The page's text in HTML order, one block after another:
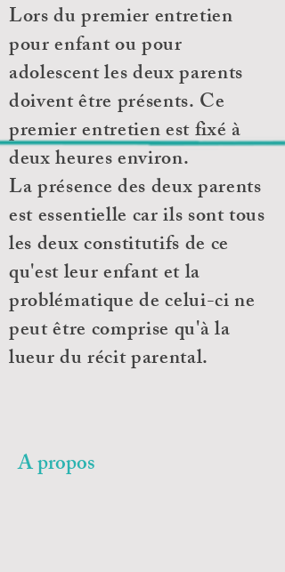
Lors du premier entretien
pour enfant ou pour
adolescent les deux parents
doivent être présents. Ce
premier entretien est fixé à
deux heures environ.
La présence des deux parents
est essentielle car ils sont tous
les deux constitutifs de ce
qu'est leur enfant et la
problématique de celui-ci ne
peut être comprise qu'à la
lueur du récit parental.
A propos